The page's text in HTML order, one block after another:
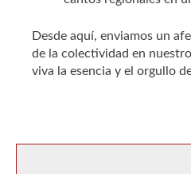
Desde aquí, enviamos un
de la colectividad en
viva la esencia y el orgullo